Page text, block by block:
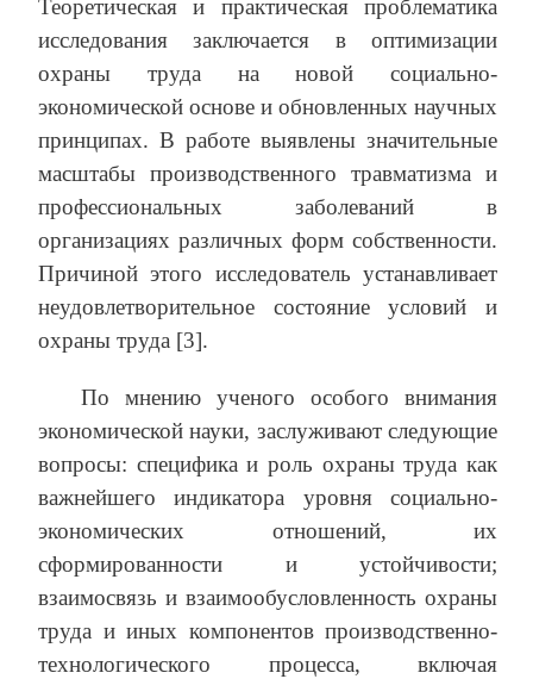
Теоретическая и практическая проблематика
исследования заключается в оптимизации
охраны труда на новой социально-
экономической основе и обновленных научных
принципах. В работе выявлены значительные
масштабы производственного травматизма и
профессиональных заболеваний в
организациях различных форм собственности.
Причиной этого исследователь устанавливает
неудовлетворительное состояние условий и
охраны труда [3].
По мнению ученого особого внимания
экономической науки, заслуживают следующие
вопросы: специфика и роль охраны труда как
важнейшего индикатора уровня социально-
экономических отношений, их
сформированности и устойчивости;
взаимосвязь и взаимообусловленность охраны
труда и иных компонентов производственно-
технологического процесса, включая